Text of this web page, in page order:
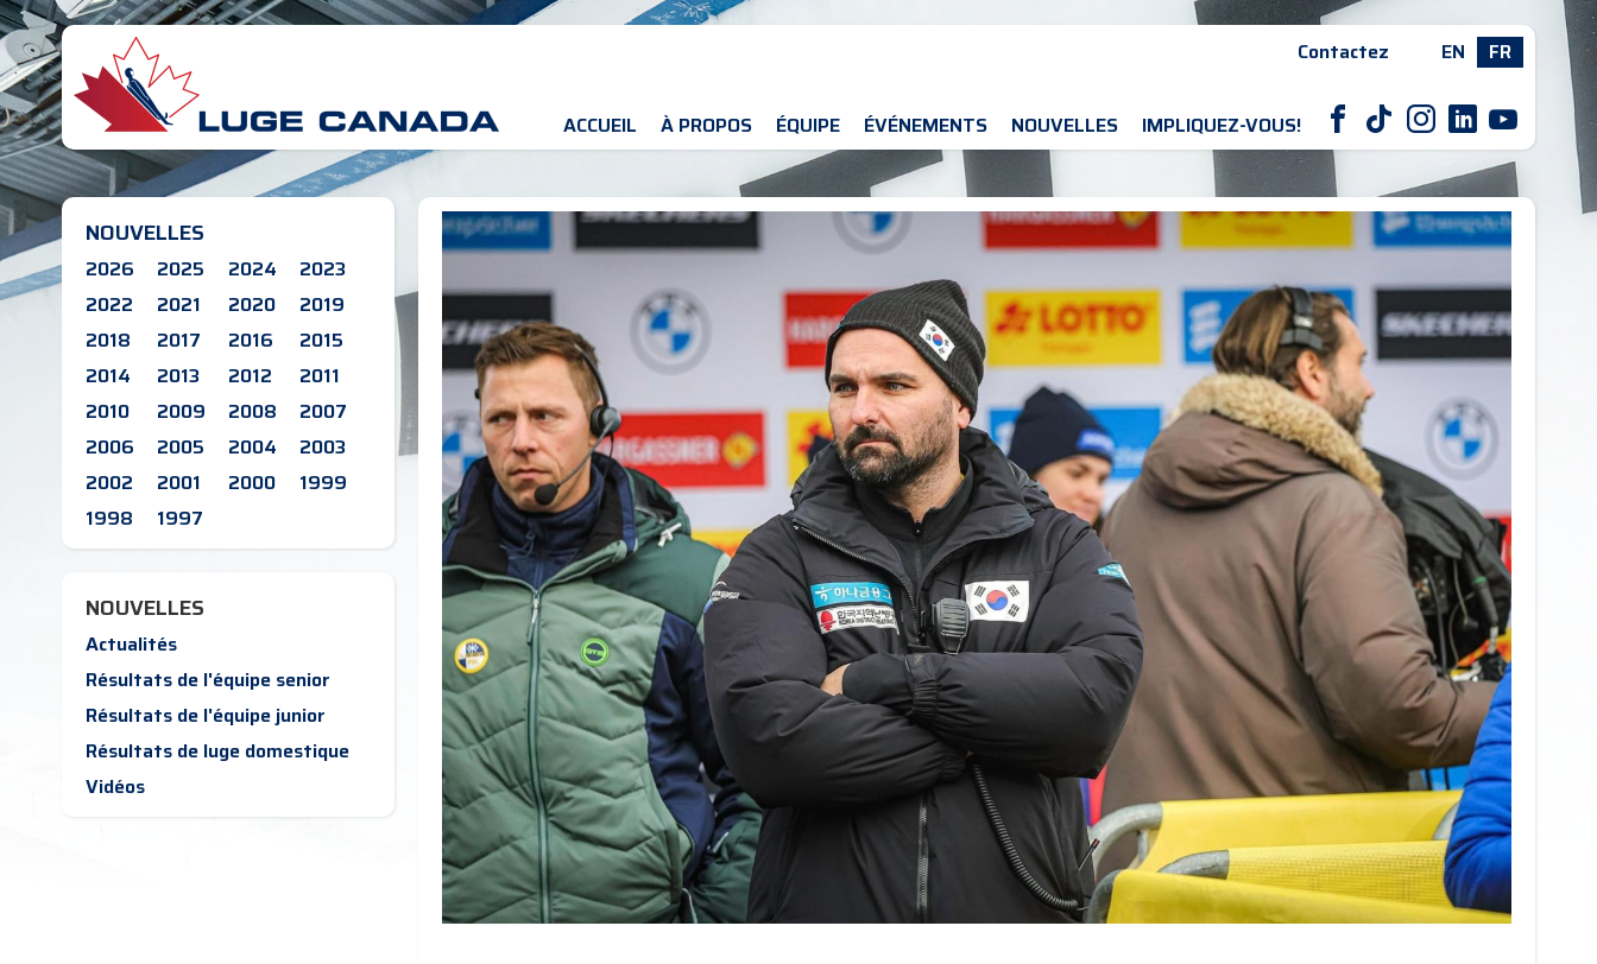
Contactez EN FR
ACCUEIL À PROPOS ÉQUIPE ÉVÉNEMENTS NOUVELLES IMPLIQUEZ-VOUS! F T I L Y
NOUVELLES
2026 2025 2024
2023
2022
2021 2020
2019
2018
2017 2016
2015
2014
2013 2012
2011
2010
2009 2008
2007
2006
2005 2004
2003
2002
2001 2000
1999
1998
1997
NOUVELLES
Actualités
Résultats de l'équipe senior
Résultats de l'équipe junior
Résultats de luge domestique
Vidéos